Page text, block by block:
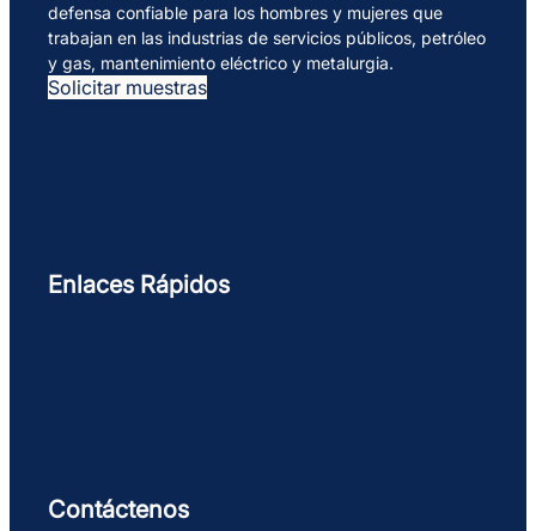
defensa confiable para los hombres y mujeres que
trabajan en las industrias de servicios públicos, petróleo
y gas, mantenimiento eléctrico y metalurgia.
Solicitar muestras
Enlaces Rápidos
Contáctenos